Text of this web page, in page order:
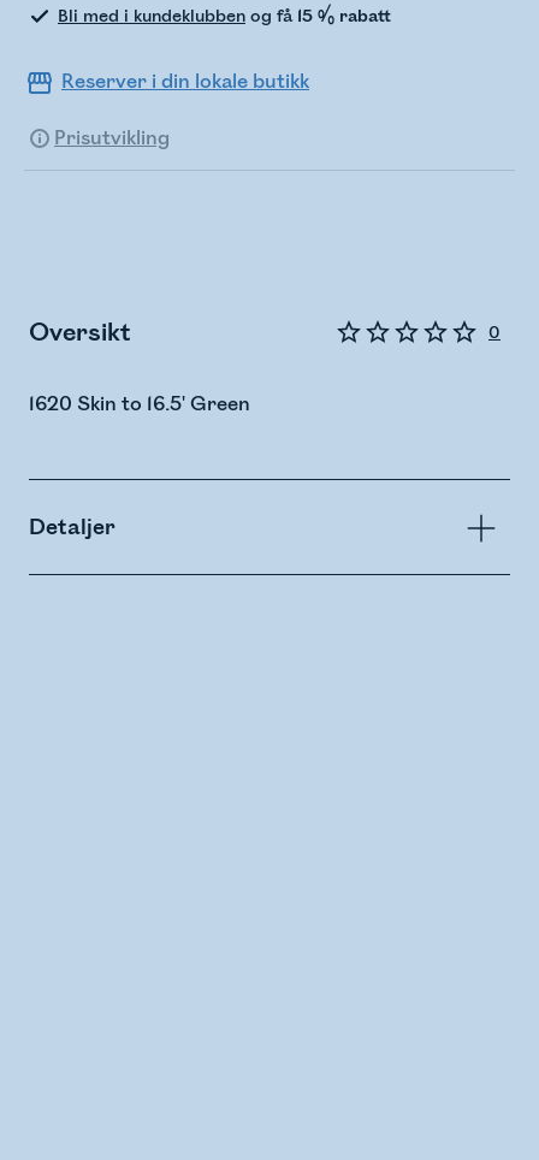
Bli med i kundeklubben og få 15 % rabatt
Reserver i din lokale butikk
Prisutvikling
Oversikt 0
1620 Skin to 16.5' Green
Detaljer